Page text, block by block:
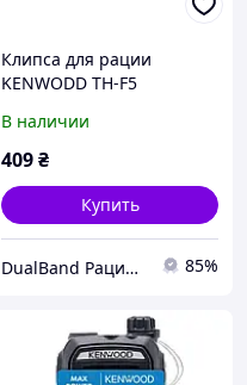
Клипса для рации
KENWODD TH-F5
В наличии
409₴
Купить
DualBand Рации для всех 85%